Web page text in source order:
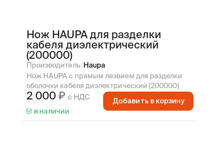
Нож HAUPA для разделки
кабеля диэлектрический
(200000)
Производитель: Haupa
Нож HAUPA с прямым лезвием для разделки
оболочки кабеля диэлектрический (200000)
2 000 с НДС
в наличии
Добавить в корзину